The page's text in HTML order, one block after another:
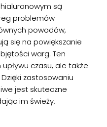
są
problemów
powodów,
się na powiększanie
warg. Ten
czasu, ale także
zastosowaniu
jest skuteczne
im świeży,